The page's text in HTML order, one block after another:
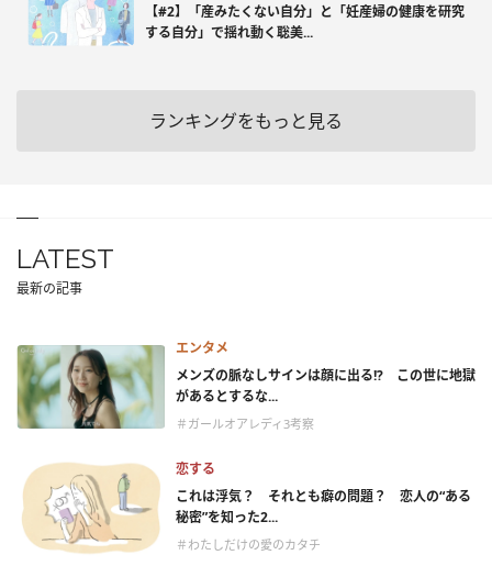
【#2】「産みたくない自分」と「妊産婦の健康を研究
する自分」で揺れ動く聡美...
ランキングをもっと見る
LATEST
最新の記事
エンタメ
メンズの脈なしサインは顔に出る!? この世に地獄
があるとするな...
＃ガールオアレディ3考察
恋する
これは浮気？ それとも癖の問題？ 恋人の“ある
秘密”を知った2...
＃わたしだけの愛のカタチ